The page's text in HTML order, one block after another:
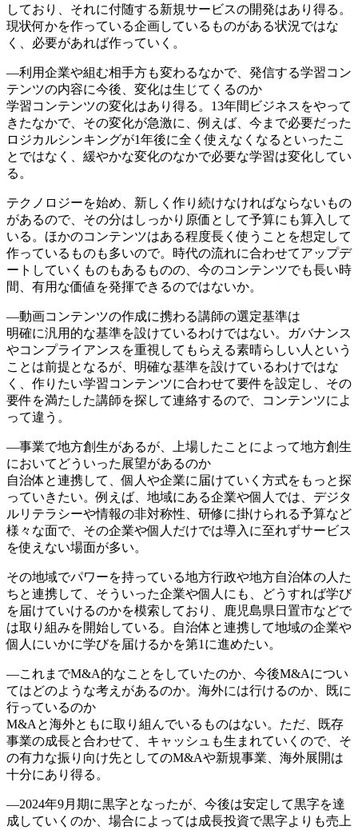
しており、それに付随する新規サービスの開発はあり得る。
現状何かを作っている企画しているものがある状況ではな
く、必要があれば作っていく。
―利用企業や組む相手方も変わるなかで、発信する学習コン
テンツの内容に今後、変化は生じてくるのか
学習コンテンツの変化はあり得る。13年間ビジネスをやって
きたなかで、その変化が急激に、例えば、今まで必要だった
ロジカルシンキングが1年後に全く使えなくなるといったこ
とではなく、緩やかな変化のなかで必要な学習は変化してい
る。
テクノロジーを始め、新しく作り続けなければならないもの
があるので、その分はしっかり原価として予算にも算入して
いる。ほかのコンテンツはある程度長く使うことを想定して
作っているものも多いので。時代の流れに合わせてアップデ
ートしていくものもあるものの、今のコンテンツでも長い時
間、有用な価値を発揮できるのではないか。
―動画コンテンツの作成に携わる講師の選定基準は
明確に汎用的な基準を設けているわけではない。ガバナンス
やコンプライアンスを重視してもらえる素晴らしい人という
ことは前提となるが、明確な基準を設けているわけではな
く、作りたい学習コンテンツに合わせて要件を設定し、その
要件を満たした講師を探して連絡するので、コンテンツによ
って違う。
―事業で地方創生があるが、上場したことによって地方創生
においてどういった展望があるのか
自治体と連携して、個人や企業に届けていく方式をもっと探
っていきたい。例えば、地域にある企業や個人では、デジタ
ルリテラシーや情報の非対称性、研修に掛けられる予算など
様々な面で、その企業や個人だけでは導入に至れずサービス
を使えない場面が多い。
その地域でパワーを持っている地方行政や地方自治体の人た
ちと連携して、そういった企業や個人にも、どうすれば学び
を届けていけるのかを模索しており、鹿児島県日置市などで
は取り組みを開始している。自治体と連携して地域の企業や
個人にいかに学びを届けるかを第1に進めたい。
―これまでM&A的なことをしていたのか、今後M&Aについ
てはどのような考えがあるのか。海外には行けるのか、既に
行っているのか
M&Aと海外ともに取り組んでいるものはない。ただ、既存
事業の成長と合わせて、キャッシュも生まれていくので、そ
の有力な振り向け先としてのM&Aや新規事業、海外展開は
十分にあり得る。
―2024年9月期に黒字となったが、今後は安定して黒字を達
成していくのか、場合によっては成長投資で黒字よりも売上